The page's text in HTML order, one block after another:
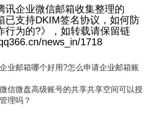
讯企业微信邮箱收集整理的
已支持DKIM签名协议，如何防
行为的?》，如转载请保留链
news_in/1718
业邮箱哪个好用?怎么申请企业邮箱账
信微盘高级账号的共享共享空间可以授
理吗？